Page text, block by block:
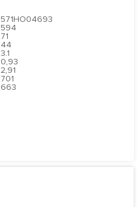
571HO04693
594
71
44
3.1
0,93
2,91
701
663